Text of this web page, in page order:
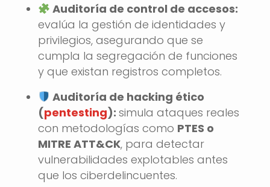
Auditoría de control de accesos:
evalúa la gestión de identidades y
privilegios, asegurando que se
cumpla la segregación de funciones
y que existan registros completos.
Auditoría de hacking ético
(pentesting): simula ataques reales
con metodologías como PTES o
MITRE ATT&CK, para detectar
vulnerabilidades explotables antes
que los ciberdelincuentes.